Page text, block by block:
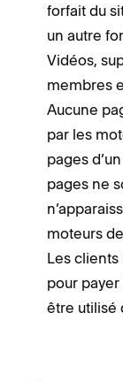
forfait du
un autre
Vidéos,
membres
Aucune
par les
pages
pages ne
moteurs
Les clients
pour
être utilisé